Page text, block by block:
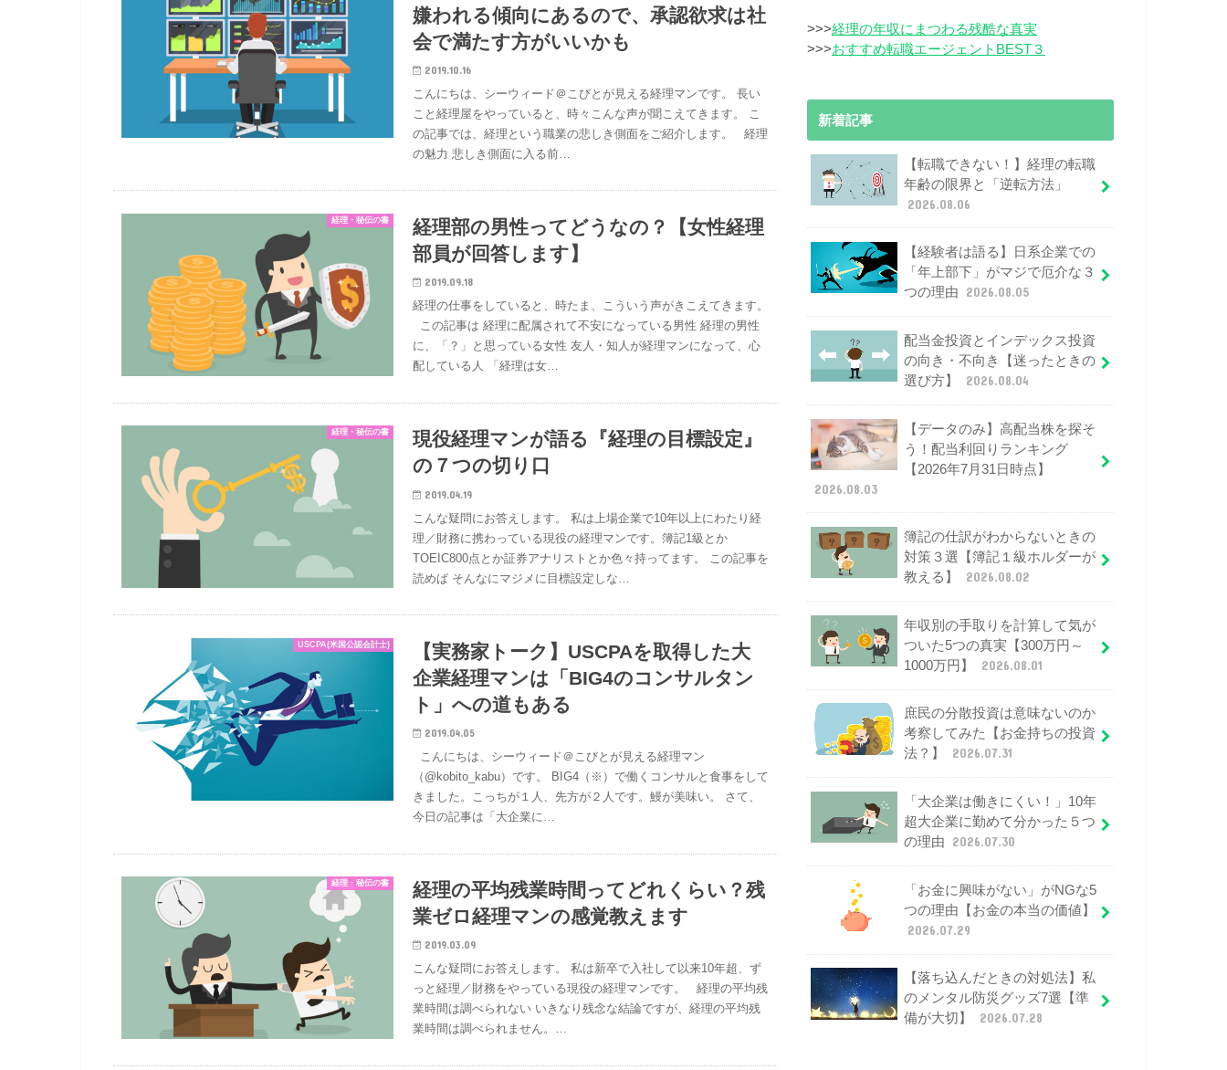
嫌われる傾向にあるので、承認欲求は社
会で満たす方がいいかも
2019.10.16
こんにちは、シーウィード＠こびとが見える経理マンです。 長い
こと経理屋をやっていると、時々こんな声が聞こえてきます。 こ
の記事では、経理という職業の悲しき側面をご紹介します。 経理
の魅力 悲しき側面に入る前…
経理・秘伝の書
経理部の男性ってどうなの？【女性経理
部員が回答します】
2019.09.18
経理の仕事をしていると、時たま、こういう声がきこえてきます。
この記事は 経理に配属されて不安になっている男性 経理の男性
に、「？」と思っている女性 友人・知人が経理マンになって、心
配している人 「経理は女…
経理・秘伝の書
現役経理マンが語る『経理の目標設定』
の７つの切り口
2019.04.19
こんな疑問にお答えします。 私は上場企業で10年以上にわたり経
理／財務に携わっている現役の経理マンです。簿記1級とか
TOEIC800点とか証券アナリストとか色々持ってます。 この記事を
読めば そんなにマジメに目標設定しな…
USCPA(米国公認会計士)
【実務家トーク】USCPAを取得した大
企業経理マンは「BIG4のコンサルタン
ト」への道もある
2019.04.05
こんにちは、シーウィード＠こびとが見える経理マン
（@kobito_kabu）です。 BIG4（※）で働くコンサルと食事をして
きました。こっちが１人、先方が２人です。鰻が美味い。 さて、
今日の記事は「大企業に…
経理・秘伝の書
経理の平均残業時間ってどれくらい？残
業ゼロ経理マンの感覚教えます
2019.03.09
こんな疑問にお答えします。 私は新卒で入社して以来10年超、ず
っと経理／財務をやっている現役の経理マンです。 経理の平均残
業時間は調べられない いきなり残念な結論ですが、経理の平均残
業時間は調べられません。…
>>>経理の年収にまつわる残酷な真実
>>>おすすめ転職エージェントBEST３
新着記事
【転職できない！】経理の転職
年齢の限界と「逆転方法」
2026.08.06
【経験者は語る】日系企業での
「年上部下」がマジで厄介な３
つの理由
2026.08.05
配当金投資とインデックス投資
の向き・不向き【迷ったときの
選び方】
2026.08.04
【データのみ】高配当株を探そ
う！配当利回りランキング
【2026年7月31日時点】
2026.08.03
簿記の仕訳がわからないときの
対策３選【簿記１級ホルダーが
教える】
2026.08.02
年収別の手取りを計算して気が
ついた5つの真実【300万円～
1000万円】
2026.08.01
庶民の分散投資は意味ないのか
考察してみた【お金持ちの投資
法？】
2026.07.31
「大企業は働きにくい！」10年
超大企業に勤めて分かった５つ
の理由
2026.07.30
「お金に興味がない」がNGな5
つの理由【お金の本当の価値】
2026.07.29
【落ち込んだときの対処法】私
のメンタル防災グッズ7選【準
備が大切】
2026.07.28